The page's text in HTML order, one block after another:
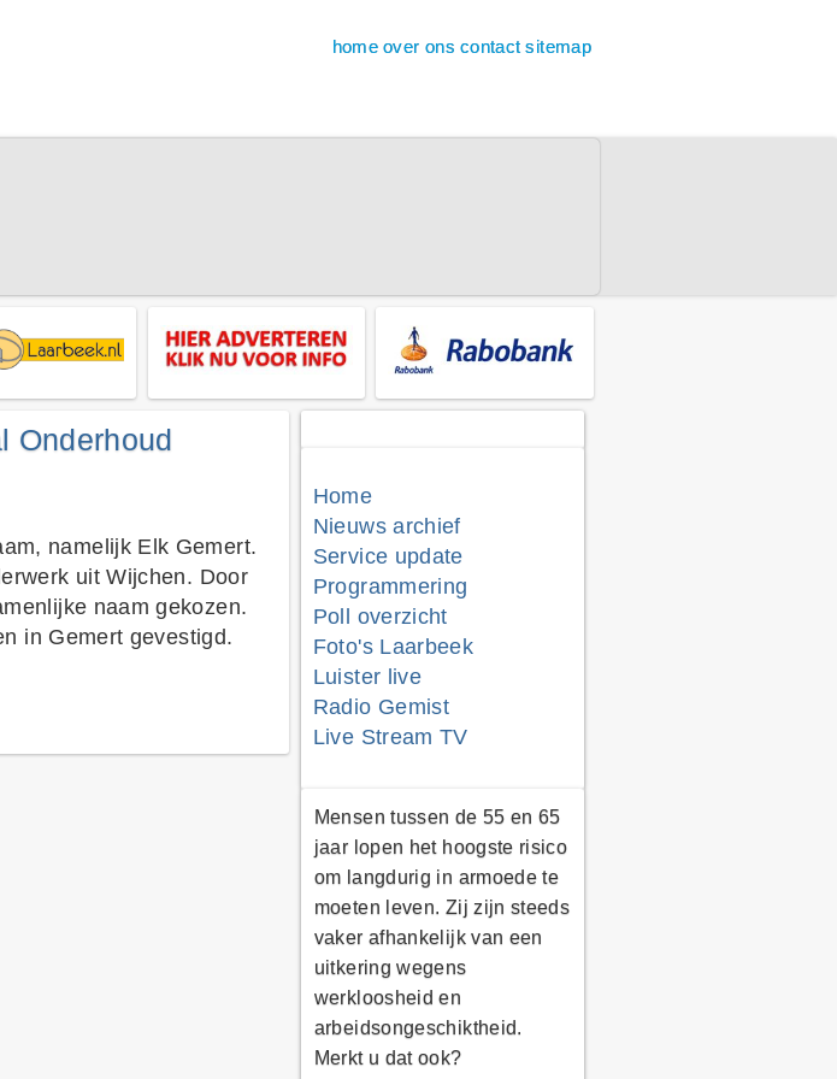
home over ons contact sitemap
Onderhoud
namelijk Elk Gemert.
uit Wijchen. Door
naam gekozen.
in Gemert gevestigd.
Home
Nieuws archief
Service update
Programmering
Poll overzicht
Foto's Laarbeek
Luister live
Radio Gemist
Live Stream TV
Mensen tussen de 55 en 65
jaar lopen het hoogste risico
om langdurig in armoede te
moeten leven. Zij zijn steeds
vaker afhankelijk van een
uitkering wegens
werkloosheid en
arbeidsongeschiktheid.
Merkt u dat ook?